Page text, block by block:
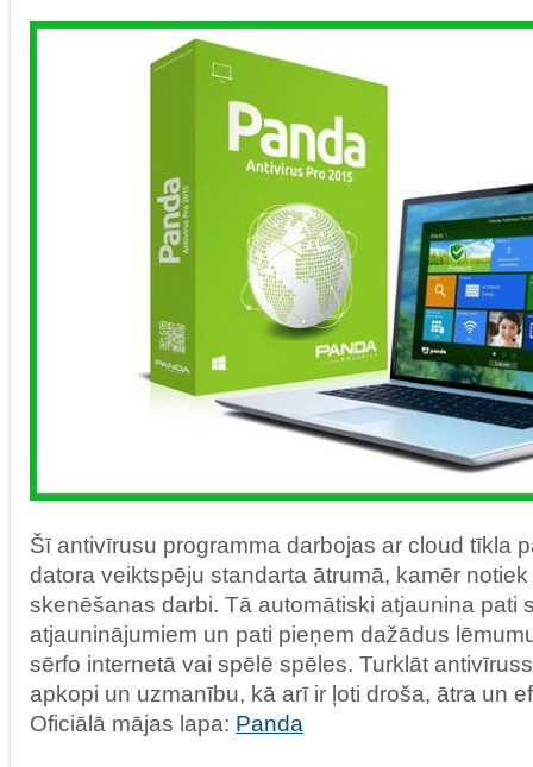
Šī antivīrusu programma darbojas ar cloud tīkla
datora veiktspēju standarta ātrumā, kamēr
skenēšanas darbi. Tā automātiski atjaunina pati
atjauninājumiem un pati pieņem dažādus
sērfo internetā vai spēlē spēles. Turklāt
apkopi un uzmanību, kā arī ir ļoti droša, ātra un
Oficiālā mājas lapa: Panda